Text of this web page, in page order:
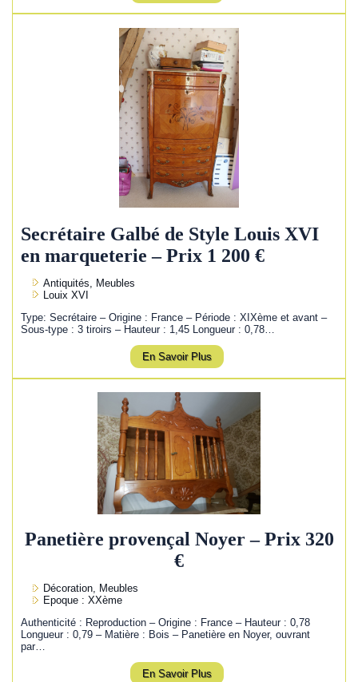
Secrétaire Galbé de Style Louis XVI
en marqueterie – Prix 1 200 €
Antiquités, Meubles
Louix XVI
Type: Secrétaire – Origine : France – Période : XIXème et avant –
Sous-type : 3 tiroirs – Hauteur : 1,45 Longueur : 0,78…
En Savoir Plus
Panetière provençal Noyer – Prix 320
€
Décoration, Meubles
Epoque : XXème
Authenticité : Reproduction – Origine : France – Hauteur : 0,78
Longueur : 0,79 – Matière : Bois – Panetière en Noyer, ouvrant
par…
En Savoir Plus